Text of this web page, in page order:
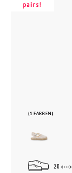
(1 FARBEN)
20